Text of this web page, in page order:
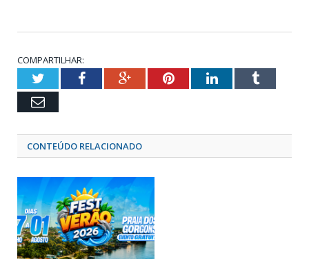
COMPARTILHAR:
TwitterFacebookGoogle+PinterestLinkedInTumblr
Email
CONTEÚDO RELACIONADO